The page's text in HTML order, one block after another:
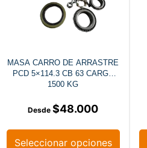
MASA CARRO DE ARRASTRE
PCD 5×114.3 CB 63 CARGA
1500 KG
$48.000
Seleccionar opciones